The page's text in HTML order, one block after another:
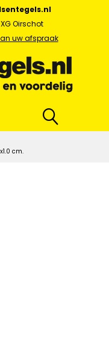
Oirschot
uw afspraak
cm.